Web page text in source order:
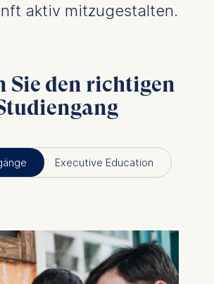
aktiv mitzugestalten.
Sie den richtigen
Executive Education